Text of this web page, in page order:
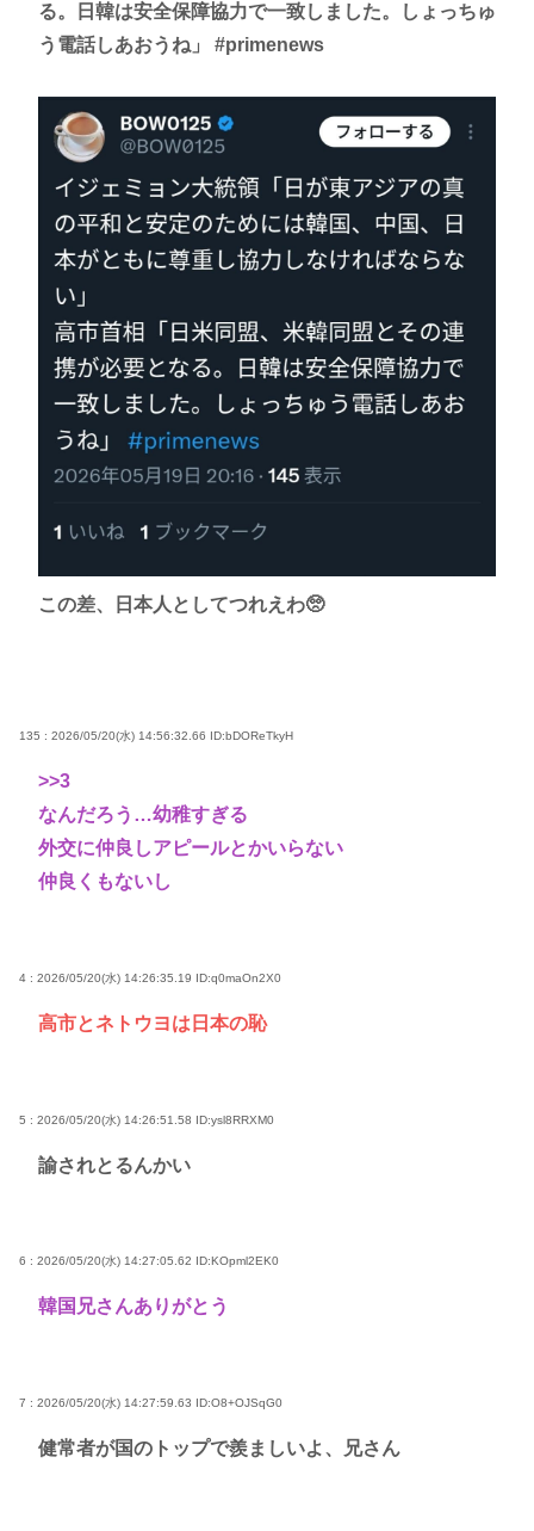
る。日韓は安全保障協力で一致しました。しょっちゅ
う電話しあおうね」 #primenews
この差、日本人としてつれえわ🥺
135 : 2026/05/20(水) 14:56:32.66 ID:bDOReTkyH
>>3
なんだろう…幼稚すぎる
外交に仲良しアピールとかいらない
仲良くもないし
4 : 2026/05/20(水) 14:26:35.19 ID:q0maOn2X0
高市とネトウヨは日本の恥
5 : 2026/05/20(水) 14:26:51.58 ID:ysl8RRXM0
諭されとるんかい
6 : 2026/05/20(水) 14:27:05.62 ID:KOpml2EK0
韓国兄さんありがとう
7 : 2026/05/20(水) 14:27:59.63 ID:O8+OJSqG0
健常者が国のトップで羨ましいよ、兄さん